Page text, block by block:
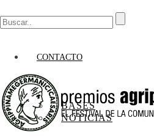
BASES
NOTICIAS
CONTACTO